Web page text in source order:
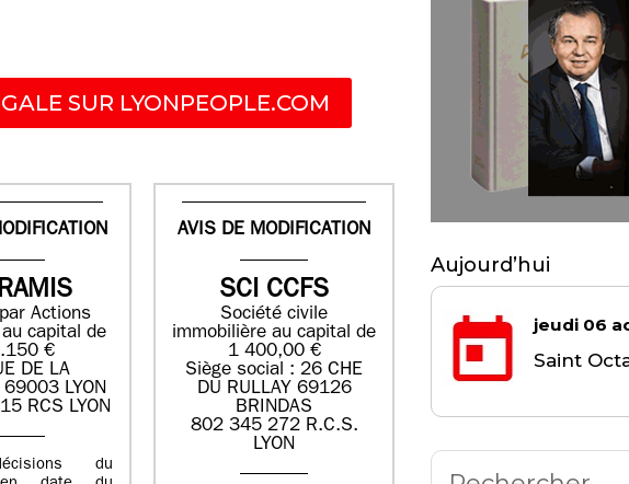
SUR LYONPEOPLE.COM
Actions
capital de
€
DE LA
69003 LYON
RCS LYON
du
AVIS DE MODIFICATION
SCI CCFS
Société civile
immobilière au capital de
1 400,00 €
Siège social : 26 CHE
DU RULLAY 69126
BRINDAS
802 345 272 R.C.S.
LYON
Aujourd’hui
jeudi 06
Saint